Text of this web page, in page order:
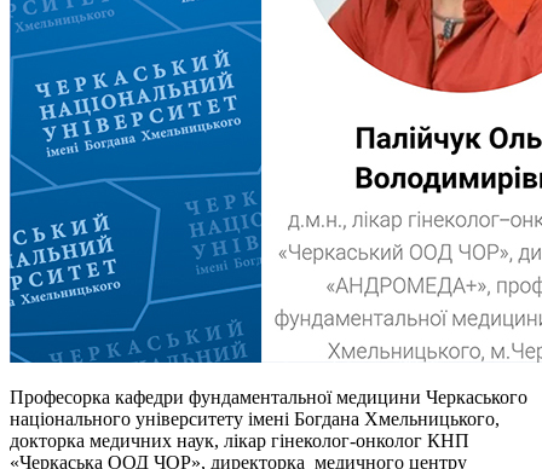
Професорка кафедри фундаментальної медицини Черкаського
національного університету імені Богдана Хмельницького,
докторка медичних наук, лікар гінеколог-онколог КНП
«Черкаська ООД ЧОР», директорка медичного центру